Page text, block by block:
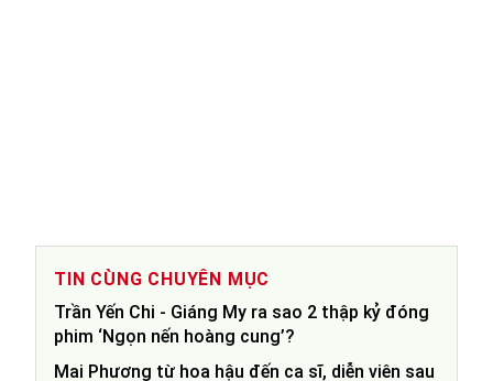
TIN CÙNG CHUYÊN MỤC
Trần Yến Chi - Giáng My ra sao 2 thập kỷ đóng
phim ‘Ngọn nến hoàng cung’?
Mai Phương từ hoa hậu đến ca sĩ, diễn viên sau